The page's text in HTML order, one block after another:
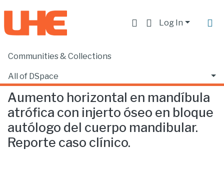
Log In
Communities & Collections
All of DSpace
Statistics
Home
Aumento horizontal en mandíbula
atrófica con injerto óseo en bloque
autólogo del cuerpo mandibular.
Reporte caso clínico.